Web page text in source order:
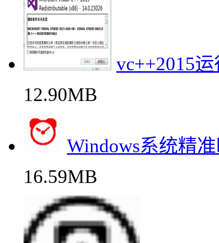
vc++2015
12.90MB
Windows系统精
16.59MB